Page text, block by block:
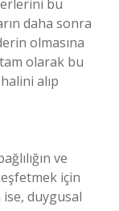
bu
daha sonra
olmasına
olarak bu
alıp
ve
için
duygusal